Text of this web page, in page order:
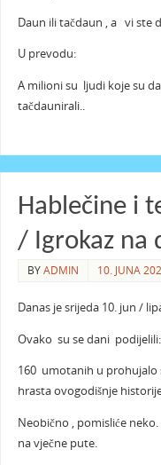
Daun ili tačdaun , a vi ste
U prevodu:
A milioni su ljudi koje su
tačdaunirali..
Hablečine i
/ Igrokaz na
BYADMIN 10. JUNA
Danas je srijeda 10. jun /
Ovako su se dani podijelili:
160 umotanih u
hrasta ovogodišnje
Neobično , pomisliće
na vječne pute.